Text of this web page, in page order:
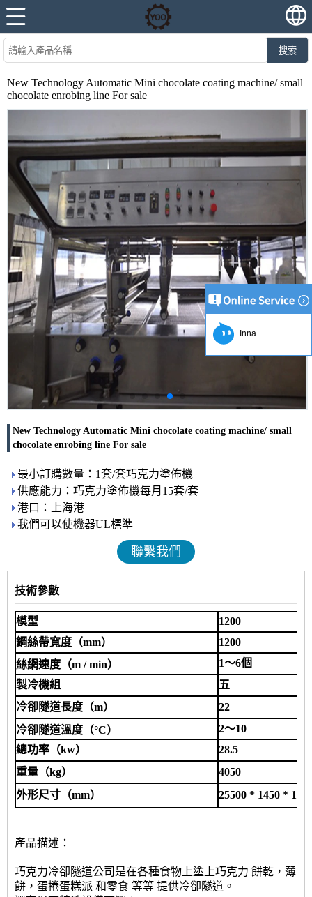
搜索
New Technology Automatic Mini chocolate coating machine/ small
chocolate enrobing line For sale
New Technology Automatic Mini chocolate coating machine/ small
chocolate enrobing line For sale
最小訂購數量：1套/套巧克力塗佈機
供應能力：巧克力塗佈機每月15套/套
港口：上海港
我們可以使機器UL標準
聯繫我們
技術參數
模型
1200
鋼絲帶寬度（mm）
1200
絲網速度（m / min）
1〜6個
製冷機組
五
冷卻隧道長度（m）
22
冷卻隧道溫度（°C）
2〜10
總功率（kw）
28.5
重量（kg）
4050
外形尺寸（mm）
25500 * 1450 *
產品描述 ：
巧克力冷卻隧道公司是在各種食物上塗上巧克力 餅乾，薄
餅，蛋捲蛋糕派 和零食 等等 提供冷卻隧道。
Inna